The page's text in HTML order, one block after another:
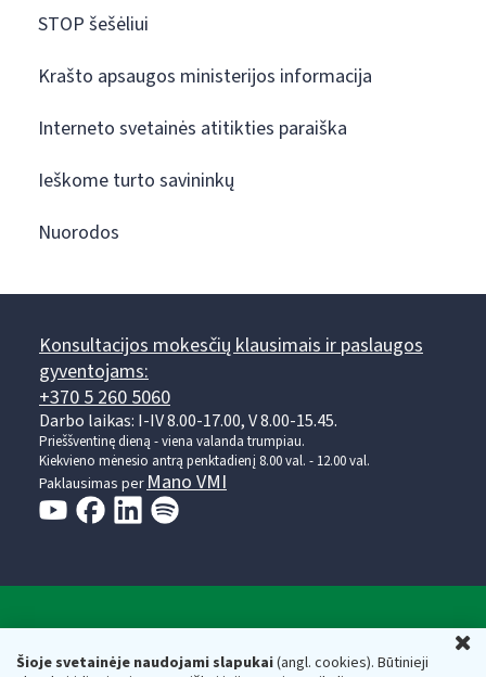
Šioje svetainėje naudojami slapukai(angl. cookies). Būtinieji
STOP šešėliui
Krašto apsaugos ministerijos informacija
Interneto svetainės atitikties paraiška
Ieškome turto savininkų
Nuorodos
Konsultacijos mokesčių klausimais ir paslaugos
gyventojams:
+370 5 260 5060
Darbo laikas: I-IV 8.00-17.00, V 8.00-15.45.
Prieššventinę dieną - viena valanda trumpiau.
Kiekvieno mėnesio antrą penktadienį 8.00 val. - 12.00 val.
Paklausimas per Mano VMI
Respublikos finansų ministerijos